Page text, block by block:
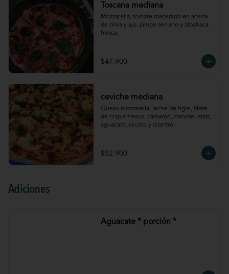
Toscana mediana
Mozzarella, tomate macerado en aceite
de oliva y ajo, jamon serrano y albahaca
fresca.
$47.900
ceviche mediana
Queso mozzarella, leche de tigre, filete
de tilapia fresco, camarón, camote, maíz,
aguacate, rocoto y cilantro.
$52.900
Adiciones
Aguacate * porción *